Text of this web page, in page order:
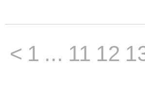
< 1 ... 11 12